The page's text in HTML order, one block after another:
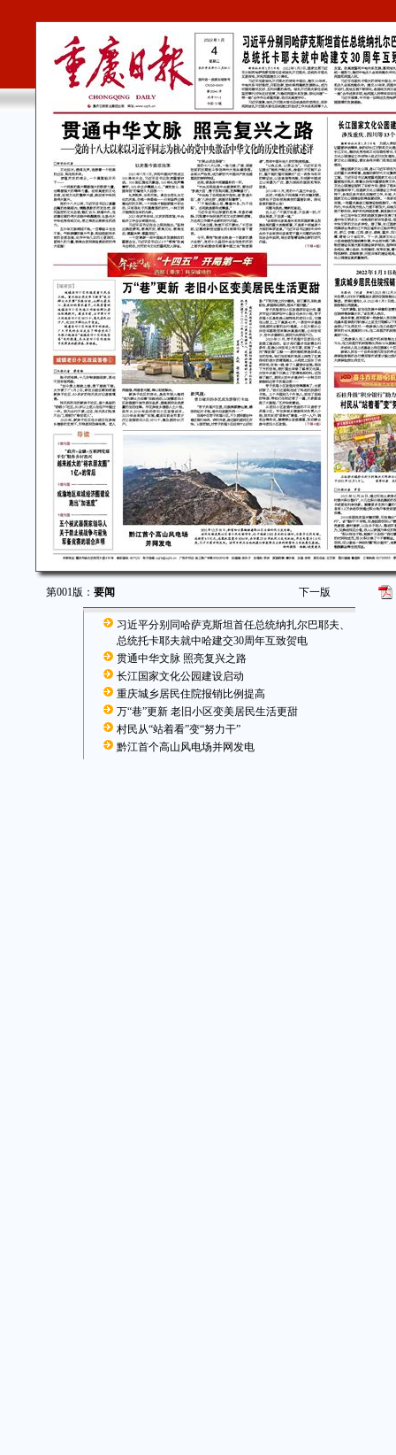
第001版： 要闻 下一版
习近平分别同哈萨克斯坦首任总统纳扎尔巴耶夫、
总统托卡耶夫就中哈建交30周年互致贺电
贯通中华文脉 照亮复兴之路
长江国家文化公园建设启动
重庆城乡居民住院报销比例提高
万“巷”更新 老旧小区变美居民生活更甜
村民从“站着看”变“努力干”
黔江首个高山风电场并网发电